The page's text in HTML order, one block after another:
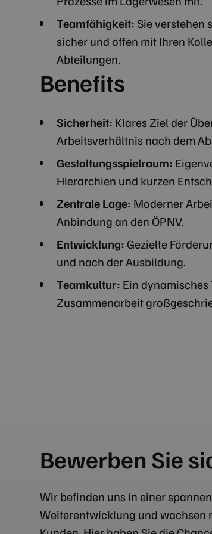
Teamfähigkeit:Sie verstehen
sicher und offen mit Ihren
Abteilungen.
Benefits
Sicherheit: Klares Ziel der
Arbeitsverhältnis nach dem
Gestaltungsspielraum:
Hierarchien und kurzen
Zentrale Lage: Moderner
Anbindung an den ÖPNV.
Entwicklung:Gezielte
und nach der Ausbildung.
Teamkultur: Ein
Zusammenarbeit
Bewerben Sie
Wir befinden uns in einer
Weiterentwicklung und wachsen